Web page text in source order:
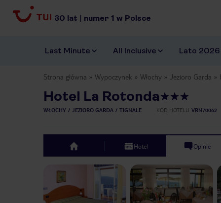
30 lat | numer 1 w Polsce
Last Minute All Inclusive Lato 2026
Strona główna Wypoczynek Włochy Jezioro Garda
Hotel La Rotonda
WŁOCHY JEZIORO GARDA TIGNALE KOD HOTELU VRN70062
top Hotel Opinie
Previous slide